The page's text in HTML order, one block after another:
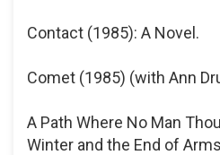
Contact (1985): A Novel.
Comet (1985) (with Ann
A Path Where No Man
Winter and the End of